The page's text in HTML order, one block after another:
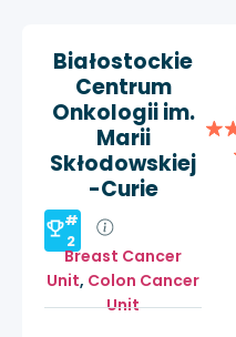
Białostockie
Centrum
Onkologii im.
Marii
Skłodowskiej
-Curie
#
2
Breast Cancer
Unit, Colon Cancer
Unit